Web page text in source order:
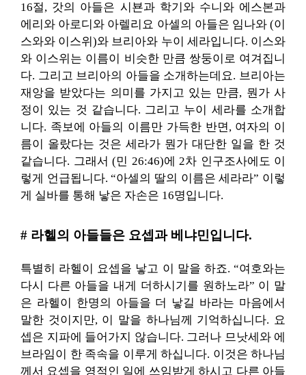
16절, 갓의 아들은 시뵨과 학기와 수니와 에스본과
에리와 아로디와 아렐리요 아셀의 아들은 임나와 (이
스와와 이스위)와 브리아와 누이 세라입니다. 이스와
와 이스위는 이름이 비슷한 만큼 쌍둥이로 여겨집니
다. 그리고 브리아의 아들을 소개하는데요. 브리아는
재앙을 받았다는 의미를 가지고 있는 만큼, 뭔가 사
정이 있는 것 같습니다. 그리고 누이 세라를 소개합
니다. 족보에 아들의 이름만 가득한 반면, 여자의 이
름이 올랐다는 것은 세라가 뭔가 대단한 일을 한 것
같습니다. 그래서 (민 26:46)에 2차 인구조사에도 이
렇게 언급됩니다. “아셀의 딸의 이름은 세라라” 이렇
게 실바를 통해 낳은 자손은 16명입니다.
# 라헬의 아들들은 요셉과 베냐민입니다.
특별히 라헬이 요셉을 낳고 이 말을 하죠. “여호와는
다시 다른 아들을 내게 더하시기를 원하노라” 이 말
은 라헬이 한명의 아들을 더 낳길 바라는 마음에서
말한 것이지만, 이 말을 하나님께 기억하십니다. 요
셉은 지파에 들어가지 않습니다. 그러나 므낫세와 에
브라임이 한 족속을 이루게 하십니다. 이것은 하나님
께서 요셉을 영적인 일에 쓰임받게 하시고 다른 아들